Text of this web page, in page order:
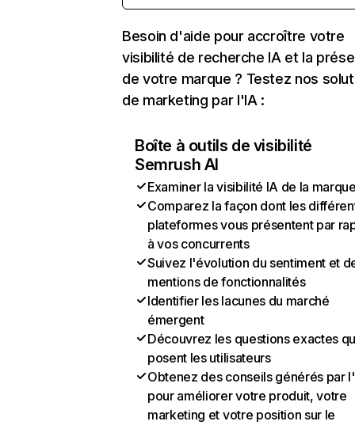
Besoin d'aide pour accroître votre
visibilité de recherche IA et la
de votre marque ? Testez nos
de marketing par l'IA :
Boîte à outils de visibilité
Semrush AI
Examiner la visibilité IA de la
Comparez la façon dont les
plateformes vous présentent par
à vos concurrents
Suivez l'évolution du sentiment et
mentions de fonctionnalités
Identifier les lacunes du marché
émergent
Découvrez les questions exactes
posent les utilisateurs
Obtenez des conseils générés par
pour améliorer votre produit, votre
marketing et votre position sur le